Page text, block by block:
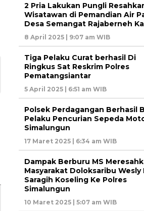
2 Pria Lakukan Pungli
Wisatawan di Pemandian Air
Desa Semangat Rajaberneh
8 April 2025 | 9:07 am WIB
Tiga Pelaku Curat berhasil Di
Ringkus Sat Reskrim Polres
Pematangsiantar
5 April 2025 | 6:51 am WIB
Polsek Perdagangan Berhasil
Pelaku Pencurian Sepeda
Simalungun
17 Maret 2025 | 6:34 am WIB
Dampak Berburu MS
Masyarakat Doloksaribu Wesly
Saragih Koseling Ke Polres
Simalungun
10 Maret 2025 | 5:07 am WIB